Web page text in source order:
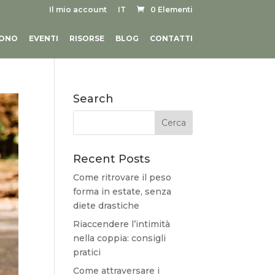
Il mio account IT 0 Elementi
EVENTI RISORSE BLOG CONTATTI
Search
Recent Posts
Come ritrovare il peso
forma in estate, senza
diete drastiche
Riaccendere l’intimità
nella coppia: consigli
pratici
Come attraversare i